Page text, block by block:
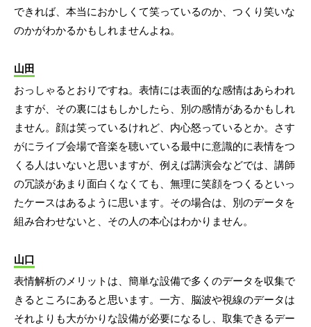
できれば、本当におかしくて笑っているのか、つくり笑いな
のかがわかるかもしれませんよね。
山田
おっしゃるとおりですね。表情には表面的な感情はあらわれ
ますが、その裏にはもしかしたら、別の感情があるかもしれ
ません。顔は笑っているけれど、内心怒っているとか。さす
がにライブ会場で音楽を聴いている最中に意識的に表情をつ
くる人はいないと思いますが、例えば講演会などでは、講師
の冗談があまり面白くなくても、無理に笑顔をつくるといっ
たケースはあるように思います。その場合は、別のデータを
組み合わせないと、その人の本心はわかりません。
山口
表情解析のメリットは、簡単な設備で多くのデータを収集で
きるところにあると思います。一方、脳波や視線のデータは
それよりも大がかりな設備が必要になるし、取集できるデー